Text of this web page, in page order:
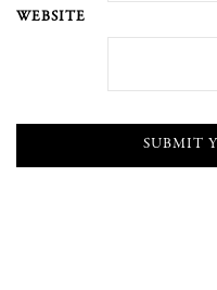
WEBSITE